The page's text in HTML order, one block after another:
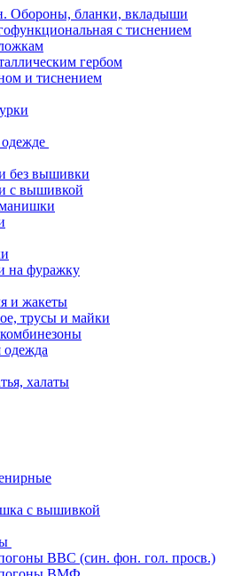
Обороны, бланки, вкладыши
с тиснением
гербом
и тиснением
без вышивки
с вышивкой
на фуражку
и жакеты
трусы и майки
одежда
халаты
с вышивкой
ВВС (син. фон. гол. просв.)